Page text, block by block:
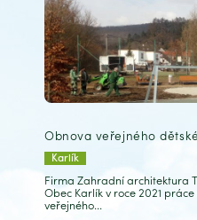
Obnova veřejného
Karlík
Firma Zahradní architektura
Obec Karlík v roce 2021
veřejného...